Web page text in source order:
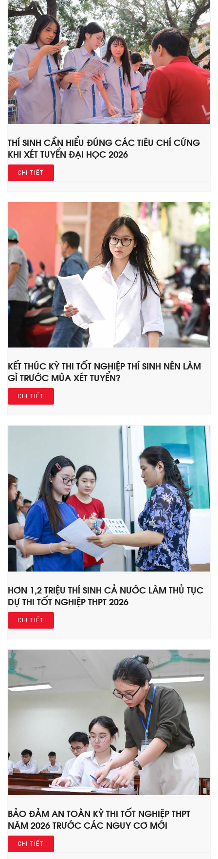
THÍ SINH CẦN HIỂU ĐÚNG CÁC TIÊU CHÍ CỨNG
KHI XÉT TUYỂN ĐẠI HỌC 2026
CHI TIẾT
KẾT THÚC KỲ THI TỐT NGHIỆP THÍ SINH NÊN LÀM
GÌ TRƯỚC MÙA XÉT TUYỂN?
CHI TIẾT
HƠN 1,2 TRIỆU THÍ SINH CẢ NƯỚC LÀM THỦ TỤC
DỰ THI TỐT NGHIỆP THPT 2026
CHI TIẾT
BẢO ĐẢM AN TOÀN KỲ THI TỐT NGHIỆP THPT
NĂM 2026 TRƯỚC CÁC NGUY CƠ MỚI
CHI TIẾT